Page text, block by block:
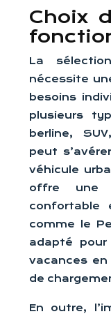
Choix
La
nécessite
besoins
plusieurs
berline,
peut
véhicule
offre une
confortable
comme le
adapté
vacances
de
En outre,